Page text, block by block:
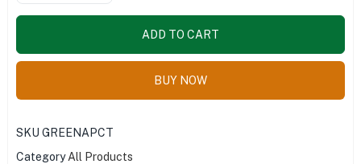
ADD TO CART
BUY NOW
SKU GREENAPCT
Category All Products